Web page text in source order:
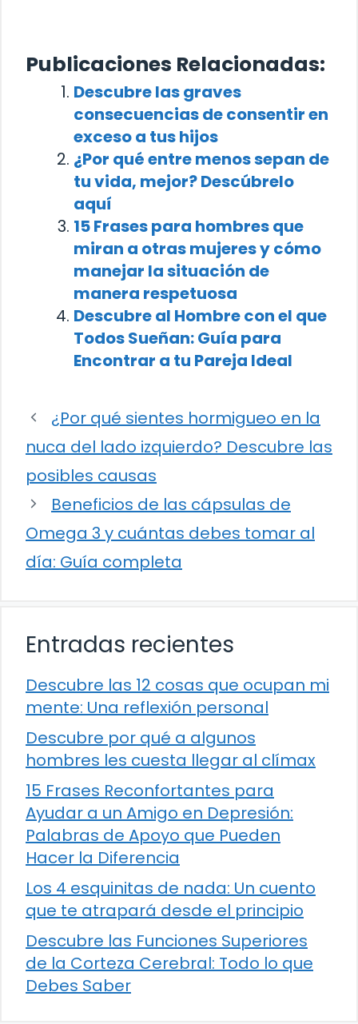
Publicaciones Relacionadas:
Descubre las graves
consecuencias de consentir en
exceso a tus hijos
¿Por qué entre menos sepan de
tu vida, mejor? Descúbrelo
aquí
15 Frases para hombres que
miran a otras mujeres y cómo
manejar la situación de
manera respetuosa
Descubre al Hombre con el que
Todos Sueñan: Guía para
Encontrar a tu Pareja Ideal
¿Por qué sientes hormigueo en la
nuca del lado izquierdo? Descubre las
posibles causas
Beneficios de las cápsulas de
Omega 3 y cuántas debes tomar al
día: Guía completa
Entradas recientes
Descubre las 12 cosas que ocupan mi
mente: Una reflexión personal
Descubre por qué a algunos
hombres les cuesta llegar al clímax
15 Frases Reconfortantes para
Ayudar a un Amigo en Depresión:
Palabras de Apoyo que Pueden
Hacer la Diferencia
Los 4 esquinitas de nada: Un cuento
que te atrapará desde el principio
Descubre las Funciones Superiores
de la Corteza Cerebral: Todo lo que
Debes Saber